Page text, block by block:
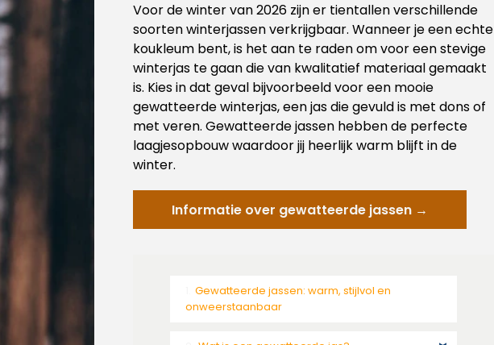
Voor de winter van 2026 zijn er tientallen verschillende
soorten winterjassen verkrijgbaar. Wanneer je een echte
koukleum bent, is het aan te raden om voor een stevige
winterjas te gaan die van kwalitatief materiaal gemaakt
is. Kies in dat geval bijvoorbeeld voor een mooie
gewatteerde winterjas, een jas die gevuld is met dons of
met veren. Gewatteerde jassen hebben de perfecte
laagjesopbouw waardoor jij heerlijk warm blijft in de
winter.
Informatie over gewatteerde jassen →
Gewatteerde jassen: warm, stijlvol en
onweerstaanbaar